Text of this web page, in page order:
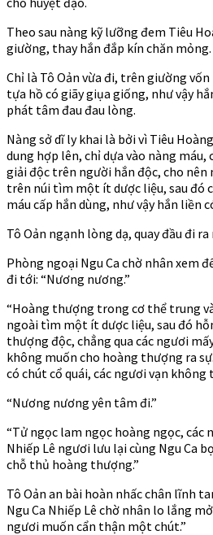
Theo sau nàng kỹ lưỡng đem Tiêu
giường, thay hắn đắp kín chăn mỏng.
Chỉ là Tô Oản vừa đi, trên giường
tựa hồ có giãy giụa giống, như vậy
phát tâm đau đau lòng.
Nàng sở dĩ ly khai là bởi vì Tiêu
dung hợp lên, chỉ dựa vào nàng
giải độc trên người hắn độc, cho nên
trên núi tìm một ít dược liệu, sau đó
máu cấp hắn dùng, như vậy hắn liền
Tô Oản ngạnh lòng dạ, quay đầu đi ra
Phòng ngoại Ngu Ca chờ nhân xem
đi tới: “Nương nương.”
“Hoàng thượng trong cơ thể trung
ngoài tìm một ít dược liệu, sau đó
thượng độc, chẳng qua các ngươi
không muốn cho hoàng thượng ra
có chút cổ quái, các ngươi vạn
“Nương nương yên tâm đi.”
“Tử ngọc lam ngọc hoàng ngọc, các
Nhiếp Lê ngươi lưu lại cùng Ngu Ca
chỗ thủ hoàng thượng.”
Tô Oản an bài hoàn nhấc chân lĩnh
Ngu Ca Nhiếp Lê chờ nhân lo lắng
ngươi muốn cẩn thận một chút.”